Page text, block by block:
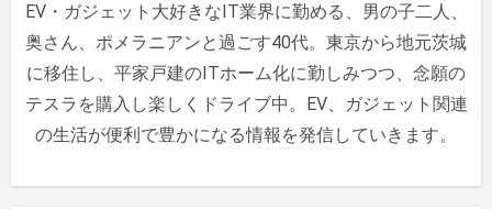
シ
ョ
ン
EV・ガジェット大好きなIT業界に勤める、男の子二人、
奥さん、ポメラニアンと過ごす40代。東京から地元茨城
に移住し、平家戸建のITホーム化に勤しみつつ、念願の
テスラを購入し楽しくドライブ中。EV、ガジェット関連
の生活が便利で豊かになる情報を発信していきます。